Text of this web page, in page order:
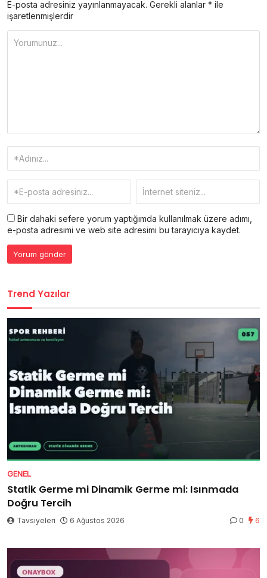
E-posta adresiniz yayınlanmayacak. Gerekli alanlar * ile
işaretlenmişlerdir
Bir dahaki sefere yorum yaptığımda kullanılmak üzere adımı,
e-posta adresimi ve web site adresimi bu tarayıcıya kaydet.
Trend Yazılar
GENEL
Statik Germe mi Dinamik Germe mi: Isınmada
Doğru Tercih
Tavsiyeleri 6 Ağustos 2026 0 6